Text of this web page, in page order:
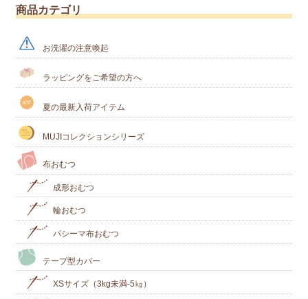
商品カテゴリ
お洗濯の注意喚起
ラッピングをご希望の方へ
夏の最新入荷アイテム
MUJIコレクションシリーズ
布おむつ
成形おむつ
輪おむつ
パシーマ布おむつ
テープ型カバー
XSサイズ（3kg未満-5㎏）